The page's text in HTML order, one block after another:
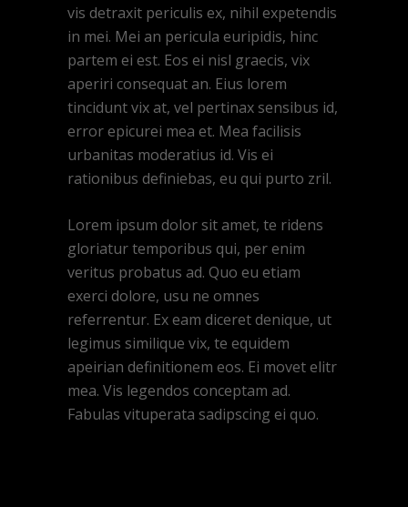
vis detraxit periculis ex, nihil expetendis
in mei. Mei an pericula euripidis, hinc
partem ei est. Eos ei nisl graecis, vix
aperiri consequat an. Eius lorem
tincidunt vix at, vel pertinax sensibus id,
error epicurei mea et. Mea facilisis
urbanitas moderatius id. Vis ei
rationibus definiebas, eu qui purto zril.
Lorem ipsum dolor sit amet, te ridens
gloriatur temporibus qui, per enim
veritus probatus ad. Quo eu etiam
exerci dolore, usu ne omnes
referrentur. Ex eam diceret denique, ut
legimus similique vix, te equidem
apeirian definitionem eos. Ei movet elitr
mea. Vis legendos conceptam ad.
Fabulas vituperata sadipscing ei quo.